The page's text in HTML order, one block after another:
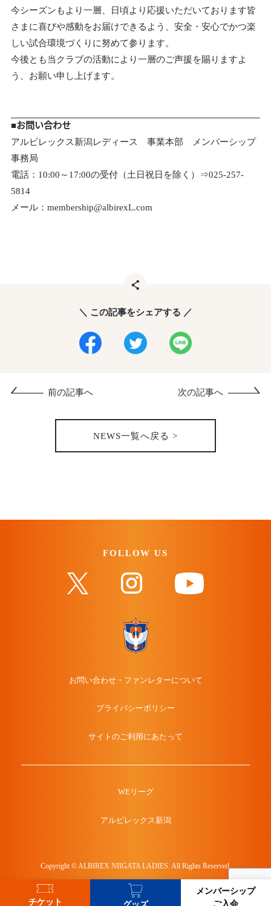
チケット
メンバーシップ
ご入会
今シーズンもより一層、日頃より応援いただいております皆
さまに喜びや感動をお届けできるよう、安全・安心でかつ楽
しい試合環境づくりに努めて参ります。
今後とも当クラブの活動により一層のご声援を賜りますよ
う、お願い申し上げます。
■お問い合わせ
アルビレックス新潟レディース 事業本部 メンバーシップ
事務局
電話：10:00～17:00の受付（土日祝日を除く）⇒025-257-
5814
メール：membership@albirexL.com
＼ この記事をシェアする ／
NEWS一覧へ戻る >
前の記事へ 次の記事へ
FOLLOW US
お問い合わせ・ファンレターについて
プライバシーポリシー
サイトのご利用にあたって
WEリーグ
アルビレックス新潟
Copyright © ALBIREX NIIGATA LADIES. All Rights Reserved.